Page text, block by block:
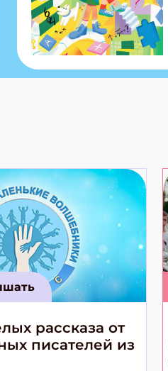
рассказа от
писателей из